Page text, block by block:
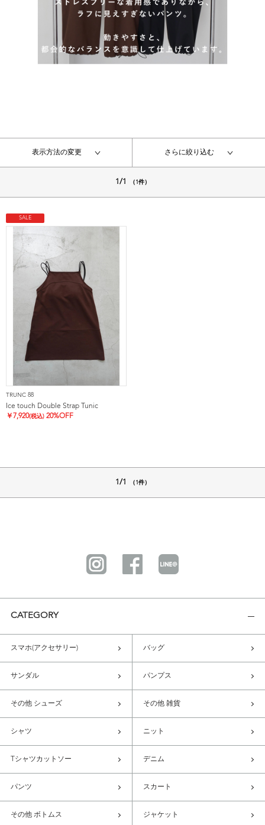
表示方法の変更 さらに絞り込む
1/1 （1件）
SALE
TRUNC 88
Ice touch Double Strap Tunic
￥ 7,920(税込) 20%OFF
1/1 （1件）
CATEGORY
スマホ(アクセサリー) バッグ
サンダル パンプス
その他 シューズ その他 雑貨
シャツ ニット
Tシャツカットソー デニム
パンツ スカート
その他 ボトムス ジャケット